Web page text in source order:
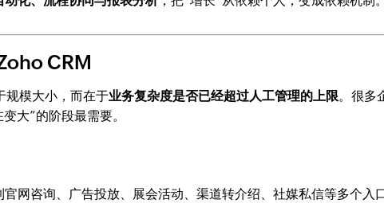
CRM
规模大小，而在于业务复杂度是否已经超过人工管理的上限。很多
大”的阶段最需要。
网咨询、广告投放、展会活动、渠道转介绍、社媒私信等多个入